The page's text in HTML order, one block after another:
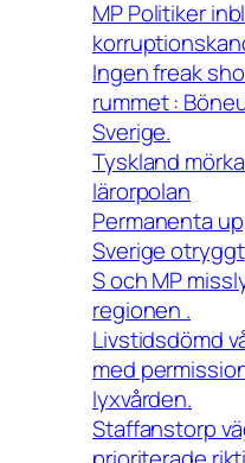
MP Politiker
Ingen freak
rummet :
Sverige.
Tyskland
lärorpolan
Permanenta
Sverige otryggt
S och MP
regionen .
Livstidsdömd
med
lyxvården.
Staffanstorp